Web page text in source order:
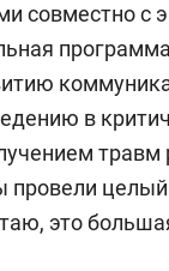
совместно с
в
травм
это